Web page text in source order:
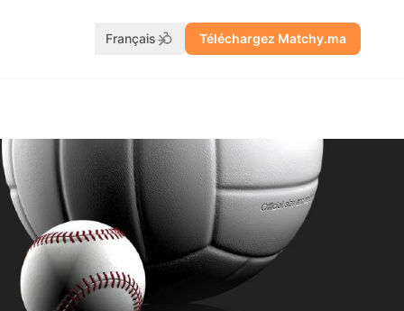
Français Téléchargez Matchy.ma